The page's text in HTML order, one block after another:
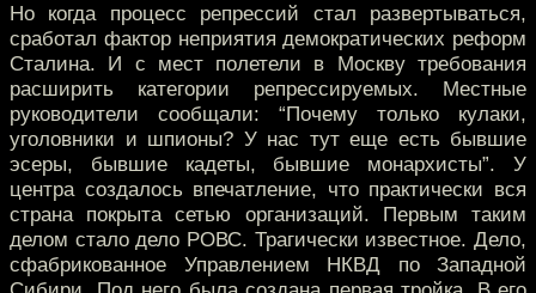
Но когда процесс репрессий стал развертываться,
сработал фактор неприятия демократических реформ
Сталина. И с мест полетели в Москву требования
расширить категории репрессируемых. Местные
руководители сообщали: “Почему только кулаки,
уголовники и шпионы? У нас тут еще есть бывшие
эсеры, бывшие кадеты, бывшие монархисты”. У
центра создалось впечатление, что практически вся
страна покрыта сетью организаций. Первым таким
делом стало дело РОВС. Трагически известное. Дело,
сфабрикованное Управлением НКВД по Западной